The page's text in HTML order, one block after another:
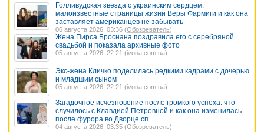
Голливудская звезда с украинским сердцем:
малоизвестные страницы жизни Веры Фармиги и как она
заставляет американцев не забывать
06 августа 2026, 03:36 (Обозреватель)
Жена Пирса Броснана поздравила его с серебряной
свадьбой и показала архивные фото
05 августа 2026, 22:21 (ivona.com.ua)
Экс-жена Кличко поделилась редкими кадрами с дочерью
и младшим сыном
05 августа 2026, 22:21 (ivona.com.ua)
Загадочное исчезновение после громкого успеха: что
случилось с Клавдией Петровной и как она изменилась
после фурора во Дворце сп
04 августа 2026, 03:35 (Обозреватель)